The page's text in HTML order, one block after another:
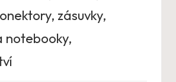
zásuvky,
notebooky,